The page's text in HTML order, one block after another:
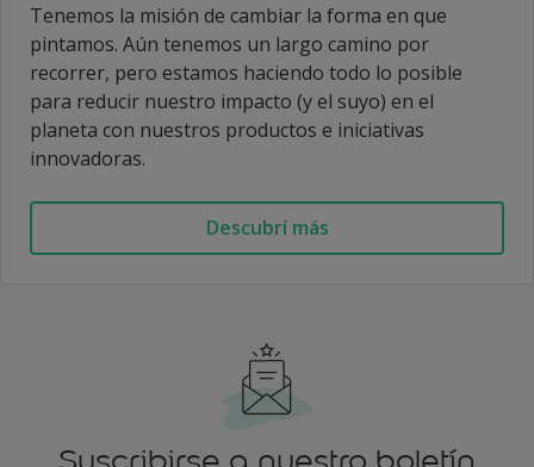
Tenemos la misión de cambiar la forma en que
pintamos. Aún tenemos un largo camino por
recorrer, pero estamos haciendo todo lo posible
para reducir nuestro impacto (y el suyo) en el
planeta con nuestros productos e iniciativas
innovadoras.
Descubrí más